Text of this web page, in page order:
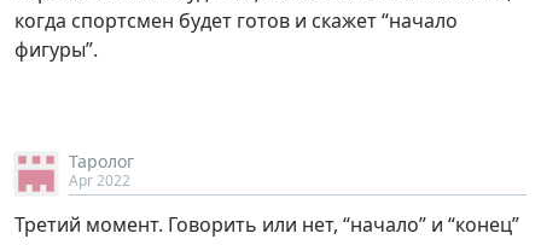
когда спортсмен будет готов и скажет “начало
фигуры”.
Таролог
Apr 2022
Третий момент. Говорить или нет, “начало” и “конец”